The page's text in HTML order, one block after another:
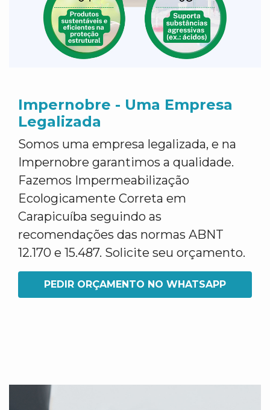
Impernobre - Uma Empresa
Legalizada
Somos uma empresa legalizada, e na
Impernobre garantimos a qualidade.
Fazemos Impermeabilização
Ecologicamente Correta em
Carapicuíba seguindo as
recomendações das normas ABNT
12.170 e 15.487. Solicite seu orçamento.
PEDIR ORÇAMENTO NO WHATSAPP